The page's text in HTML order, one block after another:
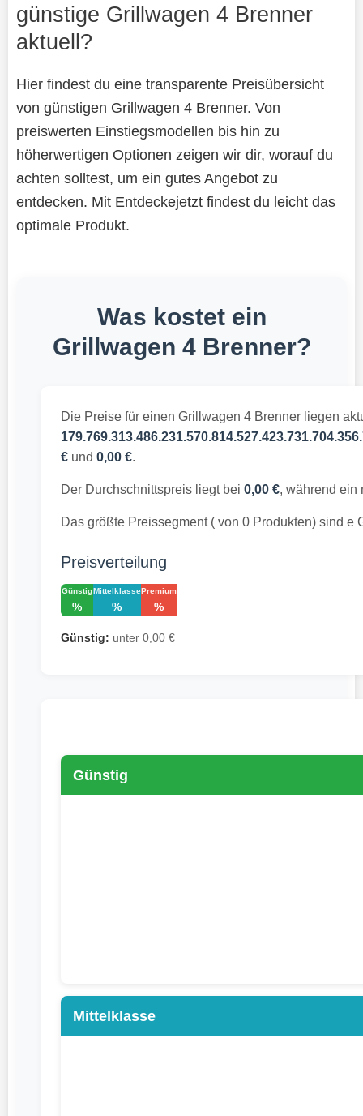
günstige Grillwagen 4 Brenner
aktuell?
Hier findest du eine transparente Preisübersicht
von günstigen Grillwagen 4 Brenner. Von
preiswerten Einstiegsmodellen bis hin zu
höherwertigen Optionen zeigen wir dir, worauf du
achten solltest, um ein gutes Angebot zu
entdecken. Mit Entdeckejetzt findest du leicht das
optimale Produkt.
Was kostet ein
Grillwagen 4 Brenner?
Die Preise für einen Grillwagen 4 Brenner liegen
€und 0,00 €.
Der Durchschnittspreis liegt bei 0,00 €, während ein
Das größte Preissegment ( von 0 Produkten) sind e
Preisverteilung
Günstig
%
Mittelklasse
%
Premium
%
Günstig: unter 0,00 €
Günstig
Mittelklasse